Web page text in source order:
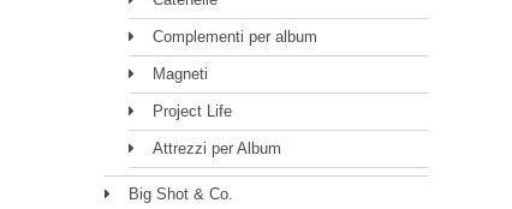
Complementi per album
Magneti
Project Life
Attrezzi per Album
Big Shot & Co.